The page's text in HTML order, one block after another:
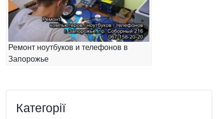
Ремонт ноутбуков и телефонов в
Запорожье
Категорії